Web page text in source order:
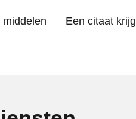
middelen Een citaat